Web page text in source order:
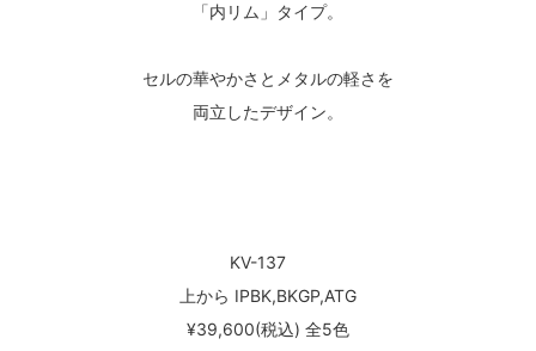
「内リム」タイプ。
セルの華やかさとメタルの軽さを
両立したデザイン。
KV-137
上から IPBK,BKGP,ATG
¥39,600(税込) 全5色